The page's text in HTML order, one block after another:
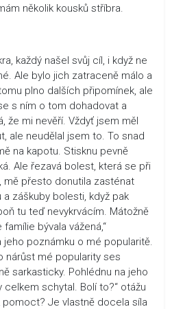
několik kousků stříbra.
každý našel svůj cíl, i když ne
Ale bylo jich zatraceně málo a
plno dalších připomínek, ale
s ním o tom dohadovat a
že mi nevěří. Vždyť jsem měl
ale neudělal jsem to. To snad
na kapotu. Stisknu pevně
Ale řezavá bolest, která se při
mě přesto donutila zasténat
záškuby bolesti, když pak
tu teď nevykrvácím. Mátožně
bývala vážená,“
poznámku o mé popularitě.
nárůst mé popularity ses
sarkasticky. Pohlédnu na jeho
celkem schytal. Bolí to?“ otážu
Je vlastně docela síla